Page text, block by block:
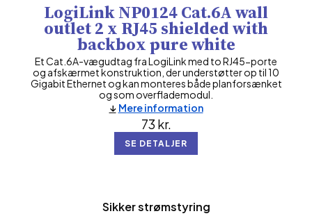
LogiLink NP0124 Cat.6A wall
outlet 2 x RJ45 shielded with
backbox pure white
Et Cat.6A-vægudtag fra LogiLink med to RJ45-porte
og afskærmet konstruktion, der understøtter op til 10
Gigabit Ethernet og kan monteres både planforsænket
og som overflademodul.
73 kr.
SE DETALJER
Mere information
Sikker strømstyring